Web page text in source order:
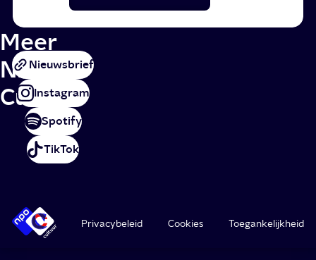
Meer
NPO
Cultuur
Nieuwsbrief
Instagram
Spotify
TikTok
Privacybeleid Cookies Toegankelijkheid